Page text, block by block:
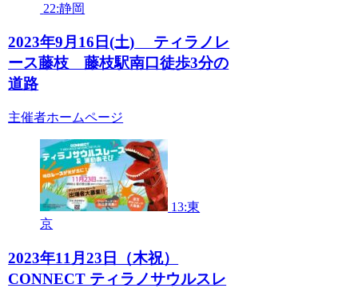
22:静岡
2023年9月16日(土) ティラノレ
ース藤枝 藤枝駅南口徒歩3分の
道路
主催者ホームページ
13:東
京
2023年11月23日（木祝）
CONNECT ティラノサウルスレ